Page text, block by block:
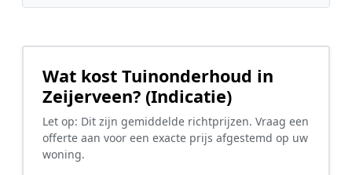
Wat kost Tuinonderhoud in
Zeijerveen? (Indicatie)
Let op: Dit zijn gemiddelde richtprijzen. Vraag een
offerte aan voor een exacte prijs afgestemd op uw
woning.